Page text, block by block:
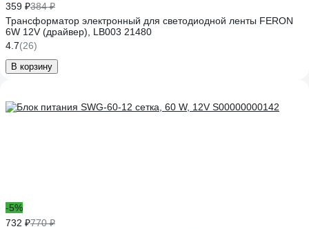
359 ₽384 ₽
Трансформатор электронный для светодиодной ленты FERON
6W 12V (драйвер), LB003 21480
4.7(26)
В корзину
-5%
732 ₽770 ₽